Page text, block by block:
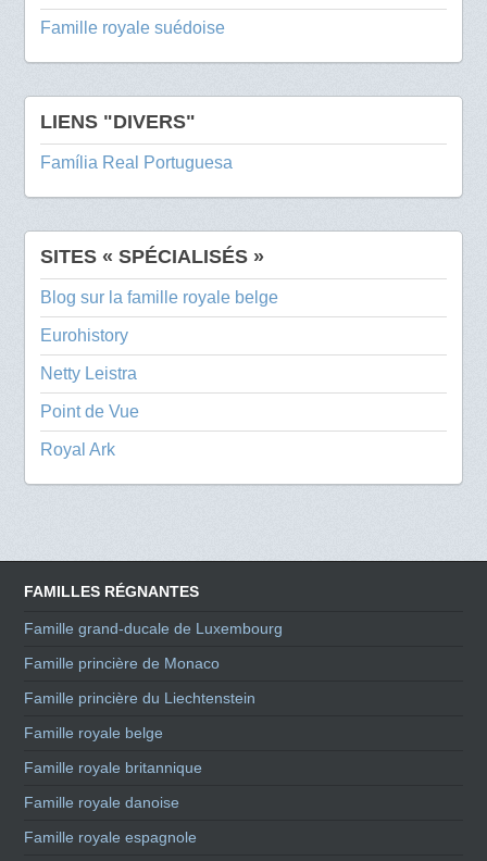
Famille royale suédoise
LIENS "DIVERS"
Família Real Portuguesa
SITES « SPÉCIALISÉS »
Blog sur la famille royale belge
Eurohistory
Netty Leistra
Point de Vue
Royal Ark
FAMILLES RÉGNANTES
Famille grand-ducale de Luxembourg
Famille princière de Monaco
Famille princière du Liechtenstein
Famille royale belge
Famille royale britannique
Famille royale danoise
Famille royale espagnole